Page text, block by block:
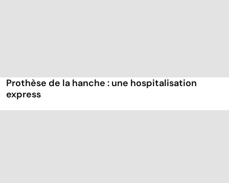
Prothèse de la hanche : une hospitalisation
express